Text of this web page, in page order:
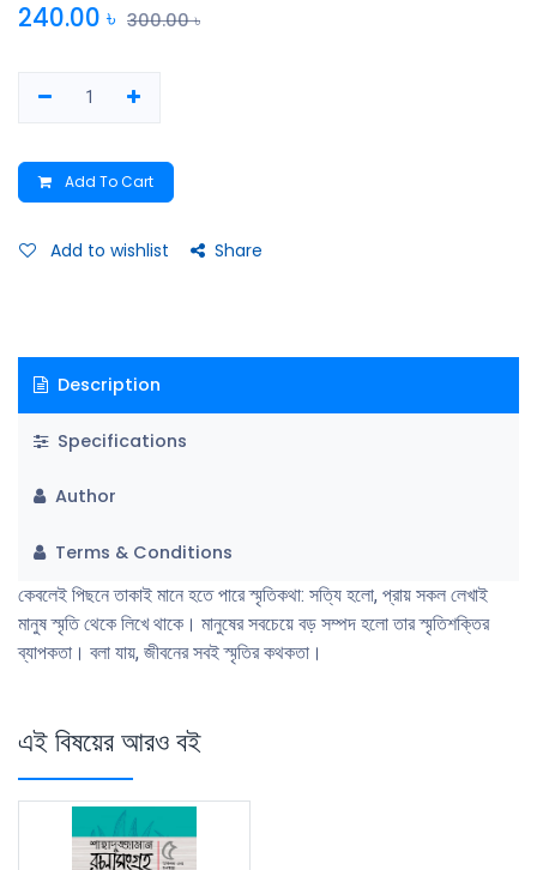
240.00 ৳ 300.00৳
Add To Cart
Add to wishlist Share
Description
Specifications
Author
Terms & Conditions
কেবলেই পিছনে তাকাই মানে হতে পারে স্মৃতিকথা: সত্যি হলো, প্রায় সকল লেখাই
মানুষ স্মৃতি থেকে লিখে থাকে। মানুষের সবচেয়ে বড় সম্পদ হলো তার স্মৃতিশক্তির
ব্যাপকতা। বলা যায়, জীবনের সবই স্মৃতির কথকতা।
এই বিষয়ের আরও বই